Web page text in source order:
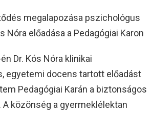
megalapozása pszichológus
Nóra előadása a Pedagógiai Karon
Dr. Kós Nóra klinikai
egyetemi docens tartott előadást
Pedagógiai Karán a biztonságos
A közönség a gyermeklélektan